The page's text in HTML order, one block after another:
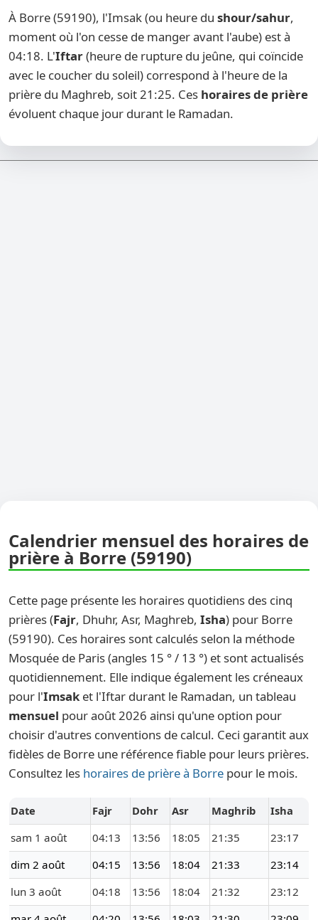
À Borre (59190), l'Imsak (ou heure du shour/sahur,
moment où l'on cesse de manger avant l'aube) est à
04:18. L'Iftar(heure de rupture du jeûne, qui coïncide
avec le coucher du soleil) correspond à l'heure de la
prière du Maghreb, soit 21:25. Ces horaires de prière
évoluent chaque jour durant le Ramadan.
Calendrier mensuel des horaires de
prière à Borre (59190)
Cette page présente les horaires quotidiens des cinq
prières (Fajr, Dhuhr, Asr, Maghreb, Isha) pour Borre
(59190). Ces horaires sont calculés selon la méthode
Mosquée de Paris (angles 15 ° / 13 °) et sont actualisés
quotidiennement. Elle indique également les créneaux
pour l'Imsak et l'Iftar durant le Ramadan, un tableau
mensuel pour août 2026 ainsi qu'une option pour
choisir d'autres conventions de calcul. Ceci garantit aux
fidèles de Borre une référence fiable pour leurs prières.
Consultez les horaires de prière à Borre pour le mois.
Date Fajr Dohr Asr Maghrib
Isha
sam 1 août
04:13 13:56 18:05 21:35
23:17
dim 2 août
04:15 13:56 18:04 21:33
23:14
lun 3 août
04:18 13:56 18:04 21:32
23:12